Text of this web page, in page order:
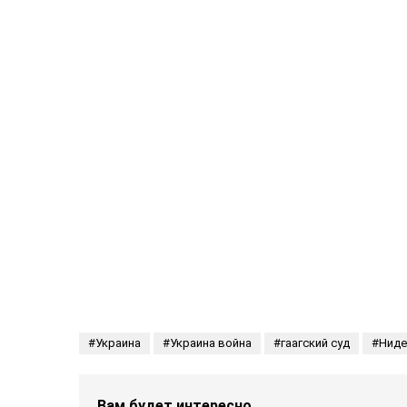
Украина Украина война гаагский суд